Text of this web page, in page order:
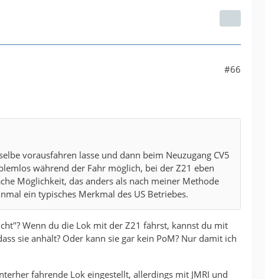
#66
vorausfahren lasse und dann beim Neuzugang CV5
während der Fahr möglich, bei der Z21 eben
Möglichkeit, das anders als nach meiner Methode
ein typisches Merkmal des US Betriebes.
Wenn du die Lok mit der Z21 fährst, kannst du mit
sie anhält? Oder kann sie gar kein PoM? Nur damit ich
fahrende Lok eingestellt, allerdings mit JMRI und